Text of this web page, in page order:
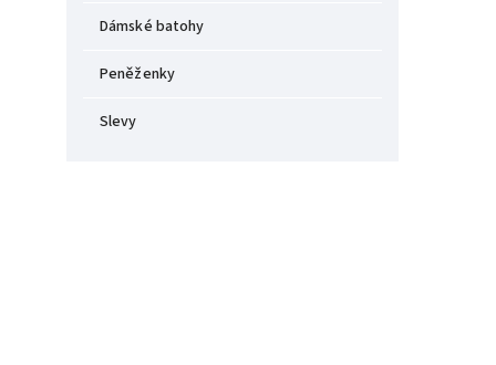
Dámské batohy
Peněženky
Slevy